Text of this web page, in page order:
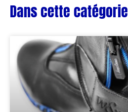
Dans cette catégorie